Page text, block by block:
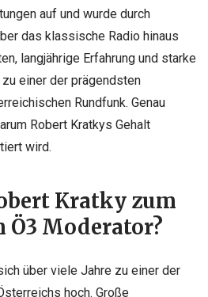
auf und wurde durch
das klassische Radio hinaus
langjährige Erfahrung und starke
einer der prägendsten
Rundfunk. Genau
Robert Kratkys Gehalt
wird.
Kratky zum
Ö3 Moderator?
über viele Jahre zu einer der
hoch. Große